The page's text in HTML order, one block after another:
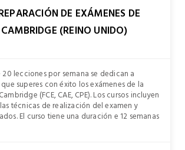
DE EXÁMENES DE
(REINO UNIDO)
20 lecciones por semana se dedican a
superes con éxito los exámenes de la
(FCE, CAE, CPE). Los cursos incluyen
técnicas de realización del examen y
El curso tiene una duración e 12 semanas